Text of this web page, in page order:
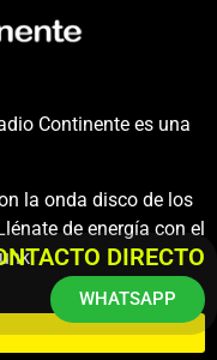
Continente es una
la onda disco de los
de energía con el
DIRECTO
WHATSAPP